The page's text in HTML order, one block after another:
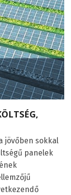
jövőben sokkal
panelek